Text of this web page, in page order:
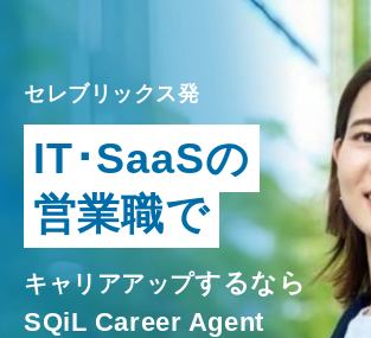
セレブリックス発
IT･SaaSの
営業職で
キャリアアップするなら
SQiL Career Agent